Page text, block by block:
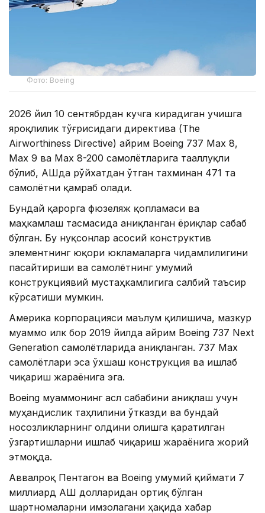
Фото: Boeing
2026 йил 10 сентябрдан кучга кирадиган учишга
яроқлилик тўғрисидаги директива (The
Airworthiness Directive) айрим Boeing 737 Max 8,
Max 9 ва Max 8-200 самолётларига тааллуқли
бўлиб, АҚШда рўйхатдан ўтган тахминан 471 та
самолётни қамраб олади.
Бундай қарорга фюзеляж қопламаси ва
маҳкамлаш тасмасида аниқланган ёриқлар сабаб
бўлган. Бу нуқсонлар асосий конструктив
элементнинг юқори юкламаларга чидамлилигини
пасайтириши ва самолётнинг умумий
конструкциявий мустаҳкамлигига салбий таъсир
кўрсатиши мумкин.
Америка корпорацияси маълум қилишича, мазкур
муаммо илк бор 2019 йилда айрим Boeing 737 Next
Generation самолётларида аниқланган. 737 Max
самолётлари эса ўхшаш конструкция ва ишлаб
чиқариш жараёнига эга.
Boeing муаммонинг асл сабабини аниқлаш учун
муҳандислик таҳлилини ўтказди ва бундай
носозликларнинг олдини олишга қаратилган
ўзгартишларни ишлаб чиқариш жараёнига жорий
этмоқда.
Аввалроқ Пентагон ва Boeing умумий қиймати 7
миллиард АҚШ долларидан ортиқ бўлган
шартномаларни имзолагани ҳақида хабар